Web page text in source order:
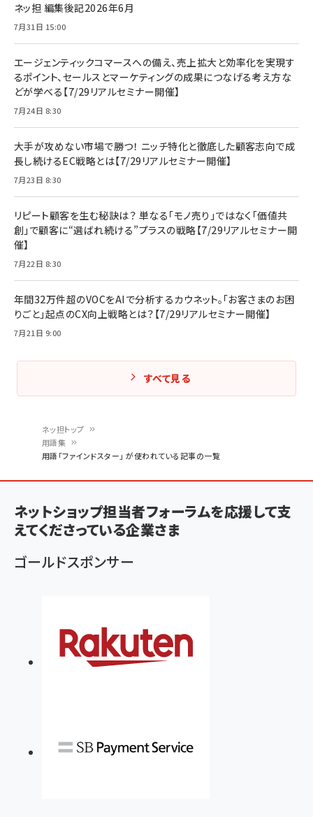
ン
く
ず
ネッ担トップ
用語集
用語「ファインドスター」 が使われている記事の一覧
ネッ担 編集後記2026年6月
7月31日 15:00
エージェンティックコマースへの備え、売上拡大と効率化を実現す
るポイント、セールスとマーケティングの成果につなげる考え方な
どが学べる【7/29リアルセミナー開催】
7月24日 8:30
大手が攻めない市場で勝つ！ ニッチ特化と徹底した顧客志向で成
長し続けるEC戦略とは【7/29リアルセミナー開催】
7月23日 8:30
リピート顧客を生む秘訣は？ 単なる「モノ売り」ではなく「価値共
創」で顧客に“選ばれ続ける”プラスの戦略【7/29リアルセミナー開
催】
7月22日 8:30
年間32万件超のVOCをAIで分析するカウネット。「お客さまのお困
りごと」起点のCX向上戦略とは？【7/29リアルセミナー開催】
7月21日 9:00
すべて見る
ネットショップ担当者フォーラムを応援して支
えてくださっている企業さま
ゴールドスポンサー